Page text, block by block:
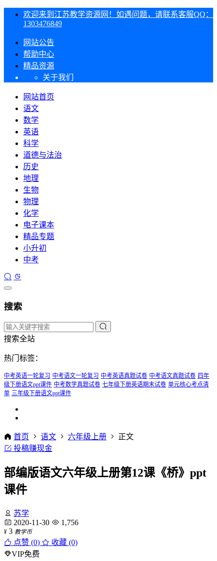
欢迎来到江苏教学资源网！如遇问题，请联系客服QQ：
1303476849
网站公告
帮助中心
精品资源
关于我们
网站首页
语文
数学
英语
科学
道德与法治
历史
地理
生物
物理
化学
电子课本
精品专题
小升初
中考
搜索
搜索全站
热门标签：
中考英语一轮复习 中考语文一轮复习 中考英语真题试卷 中考语文真题试卷 四年
级下册语文ppt课件 中考数学真题试卷 七年级下册英语期末试卷 单元核心考点清
单 三年级下册语文ppt课件
首页 语文 六年级上册
正文
投稿赚现金
部编版语文六年级上册第12课《桥》ppt
课件
苏学
2020-11-30
1,756
¥ 3 教学币
点赞 (0)
收藏 (0)
VIP免费